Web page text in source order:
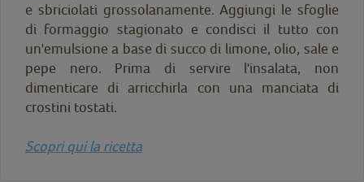
e sbriciolati grossolanamente. Aggiungi le sfoglie
di formaggio stagionato e condisci il tutto con
un'emulsione a base di succo di limone, olio, sale e
pepe nero. Prima di servire l'insalata, non
dimenticare di arricchirla con una manciata di
crostini tostati.
Scopri qui la ricetta